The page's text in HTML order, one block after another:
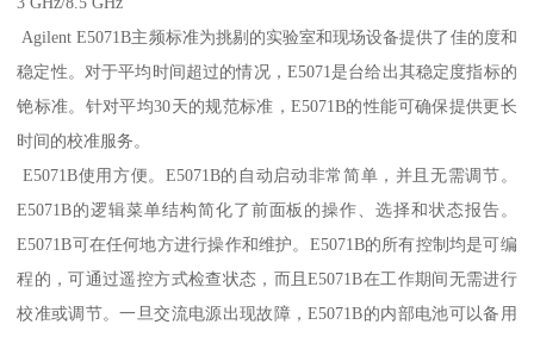
Agilent E5071B主频标准为挑剔的实验室和现场设备提供了佳的度和
稳定性。对于平均时间超过的情况，E5071是台给出其稳定度指标的
铯标准。针对平均30天的规范标准，E5071B的性能可确保提供更长
时间的校准服务。
E5071B使用方便。E5071B的自动启动非常简单，并且无需调节。
E5071B的逻辑菜单结构简化了前面板的操作、选择和状态报告。
E5071B可在任何地方进行操作和维护。E5071B的所有控制均是可编
程的，可通过遥控方式检查状态，而且E5071B在工作期间无需进行
校准或调节。一旦交流电源出现故障，E5071B的内部电池可以备用